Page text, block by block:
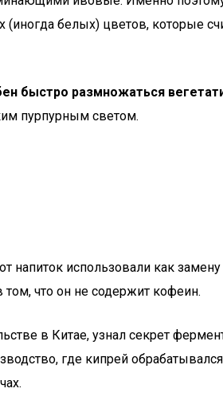
белых) цветов, которые
быстро размножаться
пурпурным светом.
напиток использовали как
что он не содержит кофеин.
в Китае, узнал секрет
где кипрей